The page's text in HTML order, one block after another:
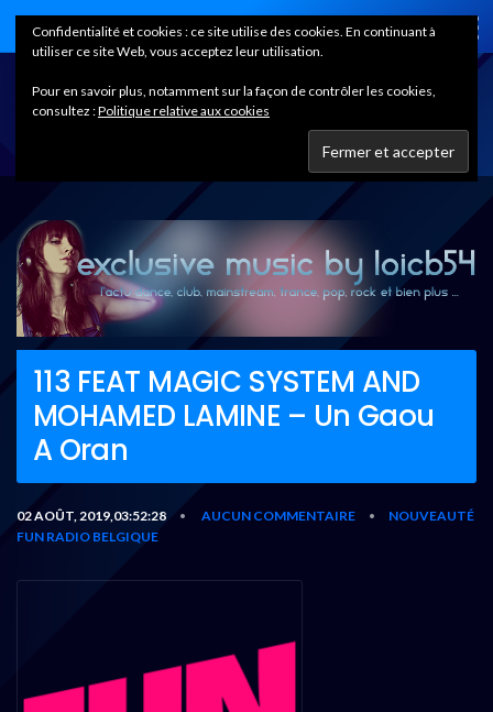
Home
113 FEAT MAGIC SYSTEM AND
MOHAMED LAMINE – Un Gaou
A Oran
02 AOÛT, 2019,03:52:28 • AUCUN COMMENTAIRE •
NOUVEAUTÉ
FUN RADIO BELGIQUE
Confidentialité et cookies : ce site utilise des cookies. En continuant à
utiliser ce site Web, vous acceptez leur utilisation.
Pour en savoir plus, notamment sur la façon de contrôler les cookies,
consultez :Politique relative aux cookies